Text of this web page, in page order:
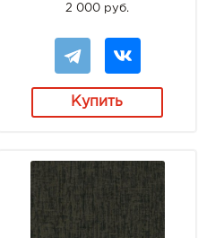
2 000 руб.
Купить